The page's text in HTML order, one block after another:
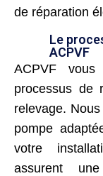
de réparation
Le
ACPVF
ACPVF
processus de
relevage.
pompe
votre
assurent